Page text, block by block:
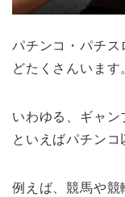
パチンコ・パチス
どたくさんいます
いわゆる、ギャ
といえばパチンコ
例えば、競馬や競